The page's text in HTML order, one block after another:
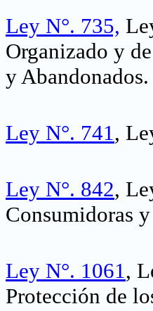
Ley N°. 735,
Organizado y
y Abandonados.
Ley N°. 741,
Ley N°. 842,
Consumidoras
Ley N°. 1061,
Protección de